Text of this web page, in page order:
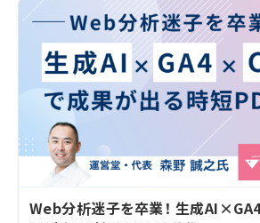
Web分析迷子を卒業！ 生成